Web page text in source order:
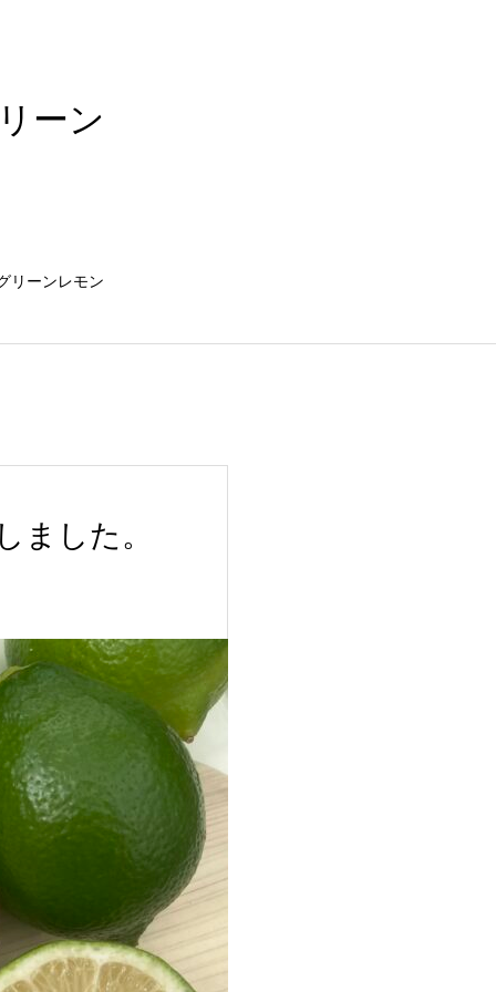
ーン
リーンレモン
ました。